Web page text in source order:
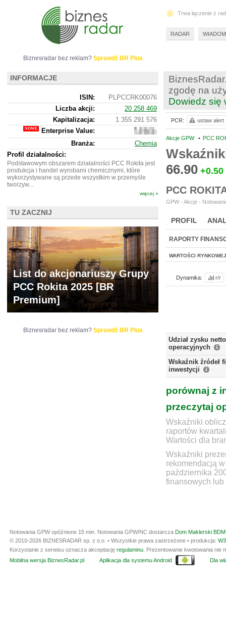
zgodę na
Dowiedz się
Akcje GPW • PCC
66.90 +0.50
PCC
GPW - Akcje -
PROFIL
WYCENA BR
RAPORTY
WARTOŚCI RYNKOWEJ
Dynamika: r/r
Udział zysku
operacyjnych
Wskaźnik źródeł
inwestycji
porównaj z
przeczytaj
Wskaźniki
raportów
Wartości dla
Wskaźniki
rekomendacją
października
finansowych lub
PCR: ustaw alert
Biznesradar bez reklam? Sprawdź BR Plus
INFORMACJE
ISIN:
PLPCCRK00076
Liczba akcji:
20 258 469
Kapitalizacja:
1 355 291 576
Enterprise Value:
1
829
072
Branża:
Chemia
Profil działalności:
Podstawowym obszarem działalności PCC Rokita jest
produkcja i handel wyrobami chemicznymi, które
wykorzystywane są przede wszystkim w przemyśle
tworzyw...
więcej »
TU ZACZNIJ
List do akcjonariuszy Grupy
PCC Rokita 2025 [BR
Premium]
Biznesradar bez reklam? Sprawdź BR Plus
Trwa łączenie z
RADAR
Notowania GPW opóźnione 15 min. Notowania GPW/NC dostarcza Dom Maklerski
© 2010-2026 BIZNESRADAR sp. z o.o. • Wszystkie prawa zastrzeżone • produkcja:
Korzystanie z serwisu oznacza akceptację regulaminu . Prezentowanie kwotowania
Mobilna wersja BiznesRadar.pl
Aplikacja dla systemu Android Dla